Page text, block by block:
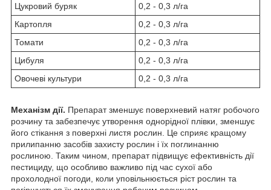
Цукровий буряк
0,2 - 0,3 л/га
Картопля
0,2 - 0,3 л/га
Томати
0,2 - 0,3 л/га
Цибуля
0,2 - 0,3 л/га
Овочеві культури
0,2 - 0,3 л/га
Механізм дії. Препарат зменшує поверхневий натяг робочого
розчину та забезпечує утворення однорідної плівки, зменшує
його стікання з поверхні листя рослин. Це сприяє кращому
прилипанню засобів захисту рослин і їх поглинанню
рослиною. Таким чином, препарат підвищує ефективність дії
пестициду, що особливо важливо під час сухої або
прохолодної погоди, коли уповільнюється ріст рослин та